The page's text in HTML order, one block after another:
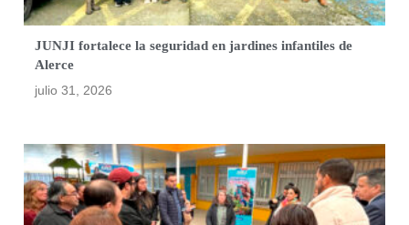
JUNJI fortalece la seguridad en jardines infantiles de
Alerce
julio 31, 2026